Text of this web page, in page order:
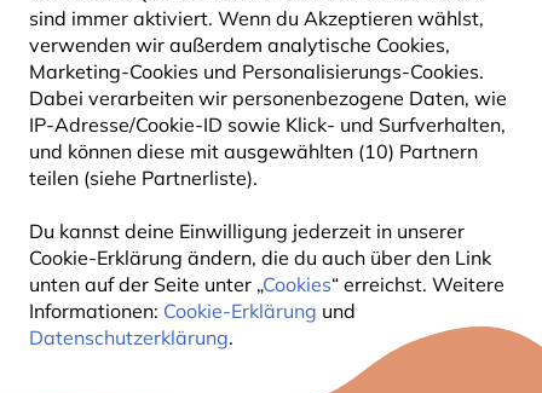
sind immer aktiviert. Wenn du Akzeptieren wählst,
verwenden wir außerdem analytische Cookies,
Marketing-Cookies und Personalisierungs-Cookies.
Dabei verarbeiten wir personenbezogene Daten, wie
IP-Adresse/Cookie-ID sowie Klick- und Surfverhalten,
und können diese mit ausgewählten (10) Partnern
teilen (siehe Partnerliste).
Du kannst deine Einwilligung jederzeit in unserer
Cookie-Erklärung ändern, die du auch über den Link
unten auf der Seite unter „Cookies“ erreichst. Weitere
Informationen: Cookie-Erklärung und
Datenschutzerklärung.